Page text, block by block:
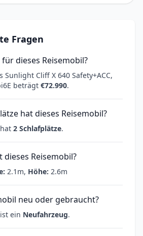
Fragen
dieses Reisemobil?
Sunlight Cliff X 640 Safety+ACC,
beträgt €72.990.
hat dieses Reisemobil?
2 Schlafplätze.
dieses Reisemobil?
2.1m, Höhe: 2.6m
neu oder gebraucht?
ein Neufahrzeug.